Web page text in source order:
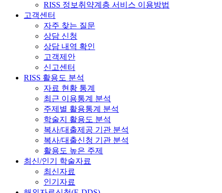
RISS 정보취약계층 서비스 이용방법
고객센터
자주 찾는 질문
상담 신청
상담 내역 확인
고객제안
신고센터
RISS 활용도 분석
자료 현황 통계
최근 이용통계 분석
주제별 활용통계 분석
학술지 활용도 분석
복사/대출제공 기관 분석
복사/대출신청 기관 분석
활용도 높은 주제
최신/인기 학술자료
최신자료
인기자료